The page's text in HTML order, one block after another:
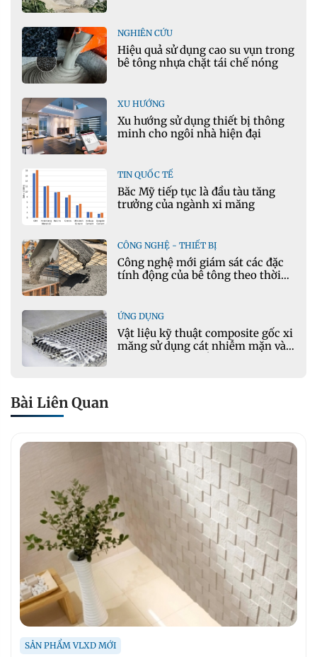
NGHIÊN CỨU
Hiệu quả sử dụng cao su vụn trong
bê tông nhựa chặt tái chế nóng
XU HƯỚNG
Xu hướng sử dụng thiết bị thông
minh cho ngôi nhà hiện đại
TIN QUỐC TẾ
Bắc Mỹ tiếp tục là đầu tàu tăng
trưởng của ngành xi măng
CÔNG NGHỆ - THIẾT BỊ
Công nghệ mới giám sát các đặc
tính động của bê tông theo thời
ỨNG DỤNG
Vật liệu kỹ thuật composite gốc xi
măng sử dụng cát nhiễm mặn và
Bài Liên Quan
SẢN PHẨM VLXD MỚI